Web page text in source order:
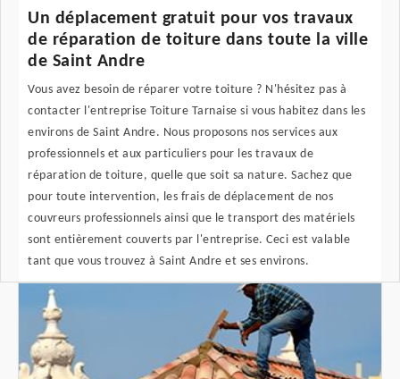
Un déplacement gratuit pour vos travaux
de réparation de toiture dans toute la ville
de Saint Andre
Vous avez besoin de réparer votre toiture ? N'hésitez pas à
contacter l'entreprise Toiture Tarnaise si vous habitez dans les
environs de Saint Andre. Nous proposons nos services aux
professionnels et aux particuliers pour les travaux de
réparation de toiture, quelle que soit sa nature. Sachez que
pour toute intervention, les frais de déplacement de nos
couvreurs professionnels ainsi que le transport des matériels
sont entièrement couverts par l'entreprise. Ceci est valable
tant que vous trouvez à Saint Andre et ses environs.